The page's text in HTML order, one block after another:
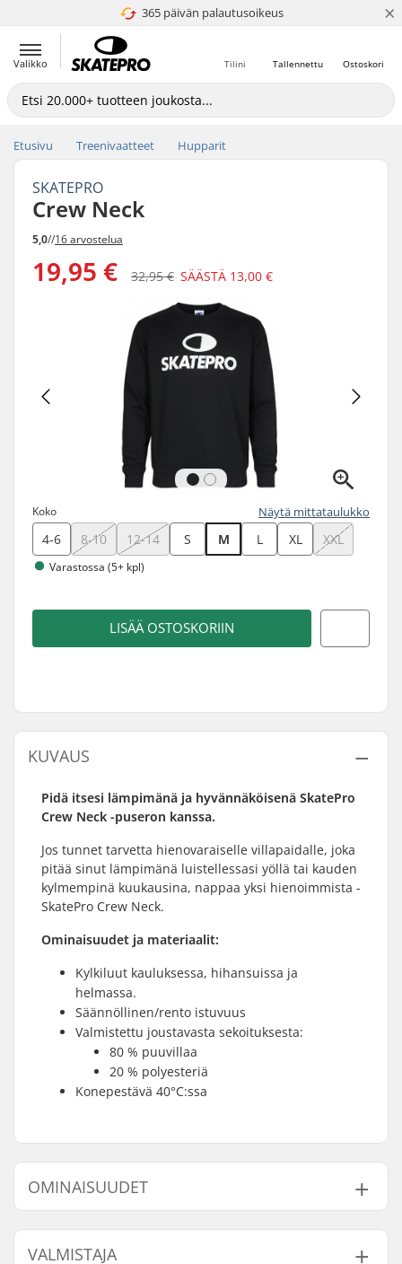
365 päivän palautusoikeus
4.8 / 5 ×
Valikko Ostoskori
Tallennettu
Tilini
Etusivu Treenivaatteet Hupparit
SKATEPRO
Crew Neck
5,0//16 arvostelua
19,95 € 32,95 € SÄÄSTÄ 13,00 €
Koko Näytä mittataulukko
4-6 8-10 12-14 S M L XL XXL
Varastossa (5+ kpl)
LISÄÄ OSTOSKORIIN
KUVAUS
Pidä itsesi lämpimänä ja hyvännäköisenä SkatePro
Crew Neck -puseron kanssa.
Jos tunnet tarvetta hienovaraiselle villapaidalle, joka
pitää sinut lämpimänä luistellessasi yöllä tai kauden
kylmempinä kuukausina, nappaa yksi hienoimmista -
SkatePro Crew Neck.
Ominaisuudet ja materiaalit:
Kylkiluut kauluksessa, hihansuissa ja
helmassa.
Säännöllinen/rento istuvuus
Valmistettu joustavasta sekoituksesta:
80 % puuvillaa
20 % polyesteriä
Konepestävä 40°C:ssa
OMINAISUUDET
Sukupuoli: Men,Unisex
Kaulus:
VALMISTAJA